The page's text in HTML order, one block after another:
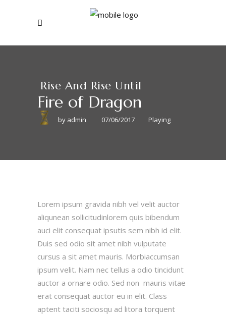
Rise And Rise Until
Fire of Dragon
by admin 07/06/2017 Playing
Lorem ipsum gravida nibh vel velit auctor
aliqunean sollicitudinlorem quis bibendum
auci elit consequat ipsutis sem nibh id elit.
Duis sed odio sit amet nibh vulputate
cursus a sit amet mauris. Morbiaccumsan
ipsum velit. Nam nec tellus a odio tincidunt
auctor a ornare odio. Sed non mauris vitae
erat consequat auctor eu in elit. Class
aptent taciti sociosqu ad litora torquent